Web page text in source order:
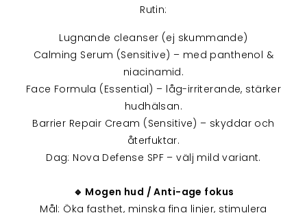
Rutin:
Lugnande cleanser (ej skummande)
Calming Serum (Sensitive) – med panthenol &
niacinamid.
Face Formula (Essential) – låg-irriterande, stärker
hudhälsan.
Barrier Repair Cream (Sensitive) – skyddar och
återfuktar.
Dag: Nova Defense SPF – välj mild variant.
🔹 Mogen hud / Anti-age fokus
Mål: Öka fasthet, minska fina linjer, stimulera